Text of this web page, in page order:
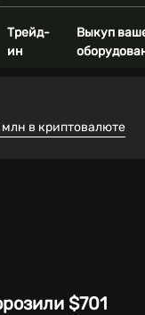
Трейд-
ин
Выкуп
в криптовалюте
$701